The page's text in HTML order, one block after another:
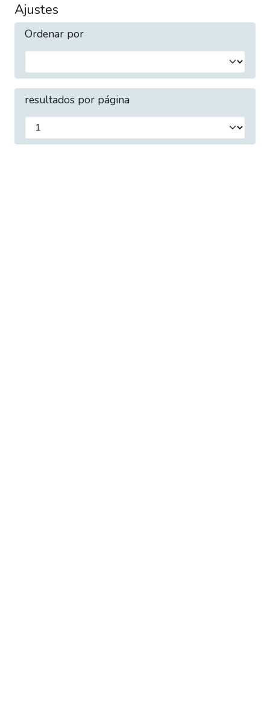
Ajustes
Ordenar por
resultados por página